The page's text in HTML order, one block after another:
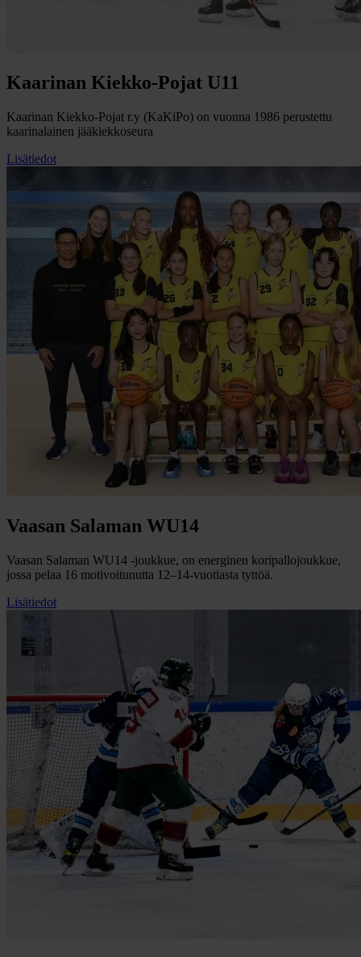
Kaarinan Kiekko-Pojat U11
Kaarinan Kiekko-Pojat r.y (KaKiPo) on vuonna 1986 perustettu
kaarinalainen jääkiekkoseura
Lisätiedot
Vaasan Salaman WU14
Vaasan Salaman WU14 -joukkue, on energinen koripallojoukkue,
jossa pelaa 16 motivoitunutta 12–14-vuotiasta tyttöä.
Lisätiedot